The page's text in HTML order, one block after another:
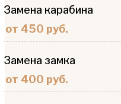
Замена карабина
от 450 руб.
Замена замка
от 400 руб.